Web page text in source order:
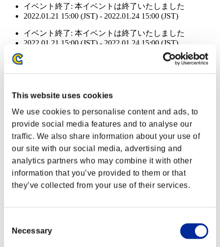
This website uses cookies
We use cookies to personalise content and ads, to
provide social media features and to analyse our
traffic. We also share information about your use of
our site with our social media, advertising and
analytics partners who may combine it with other
information that you’ve provided to them or that
they’ve collected from your use of their services.
Selection
Necessary
イベント終了: 本イベントは終了いたしました
2022.01.21 15:00 (JST) - 2022.01.24 15:00 (JST)
イベント終了: 本イベントは終了いたしました
2022.01.21 15:00 (JST) - 2022.01.24 15:00 (JST)
本イベントは終了いたしました
2022.01.21 15:00 (JST) - 2022.01.24 15:00 (JST)
イベント報酬: 共通
達成報酬
クリア階層 5以上
チャージショットC
クリア階層 10以上